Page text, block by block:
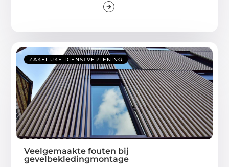
ZAKELIJKE DIENSTVERLENING
Veelgemaakte fouten bij
gevelbekledingmontage